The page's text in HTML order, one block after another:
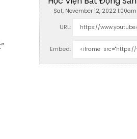
Sat, November 12, 2022 1:00am
URL:
Embed: